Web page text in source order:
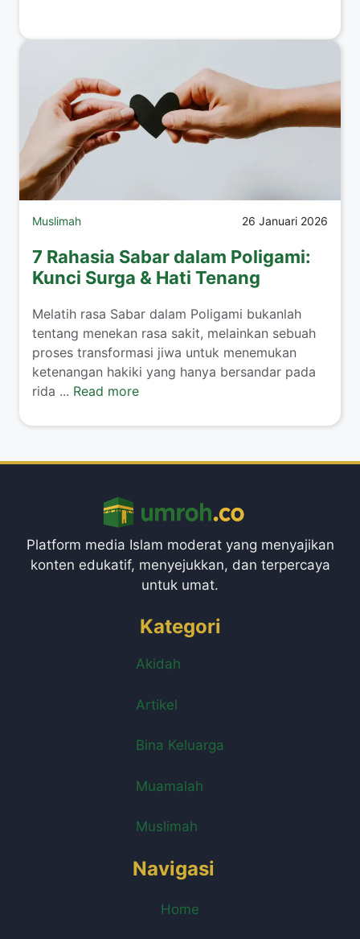
Muslimah 26 Januari 2026
7 Rahasia Sabar dalam Poligami:
Kunci Surga & Hati Tenang
​Melatih rasa Sabar dalam Poligami bukanlah
tentang menekan rasa sakit, melainkan sebuah
proses transformasi jiwa untuk menemukan
ketenangan hakiki yang hanya bersandar pada
rida ... Read more
Platform media Islam moderat yang menyajikan
konten edukatif, menyejukkan, dan terpercaya
untuk umat.
Kategori
Akidah
Artikel
Bina Keluarga
Muamalah
Muslimah
Navigasi
Home